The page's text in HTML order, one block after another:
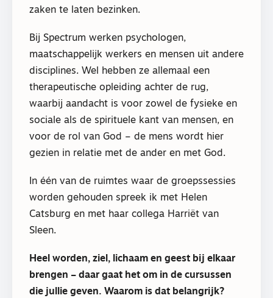
zaken te laten bezinken.
Bij Spectrum werken psychologen,
maatschappelijk werkers en mensen uit andere
disciplines. Wel hebben ze allemaal een
therapeutische opleiding achter de rug,
waarbij aandacht is voor zowel de fysieke en
sociale als de spirituele kant van mensen, en
voor de rol van God – de mens wordt hier
gezien in relatie met de ander en met God.
In één van de ruimtes waar de groepssessies
worden gehouden spreek ik met Helen
Catsburg en met haar collega Harriët van
Sleen.
Heel worden, ziel, lichaam en geest bij elkaar
brengen – daar gaat het om in de cursussen
die jullie geven. Waarom is dat belangrijk?